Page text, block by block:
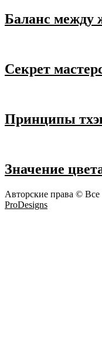
Баланс между
Секрет
Принципы
Значение
Авторские права ©
ProDesigns